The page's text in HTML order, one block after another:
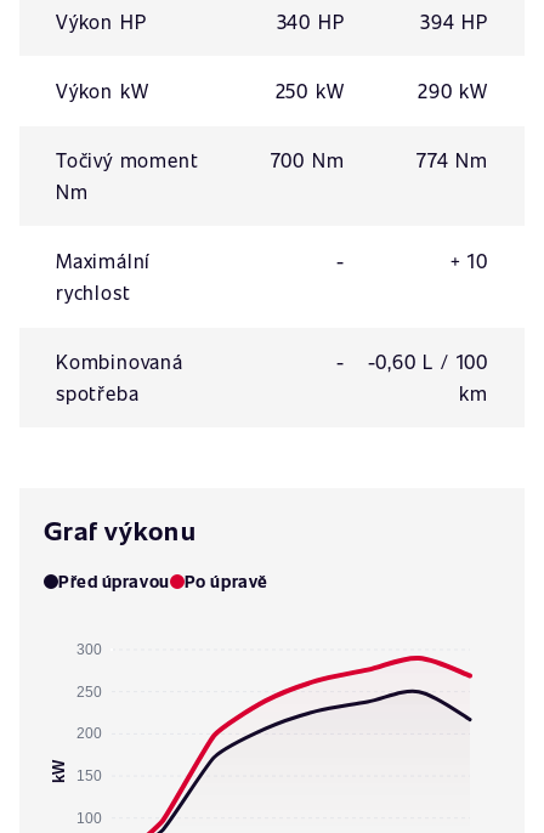
Výkon HP 340 HP 394 HP
Výkon kW 250 kW 290 kW
Točivý moment
Nm
700 Nm 774 Nm
Maximální
rychlost
- + 10
Kombinovaná
spotřeba
-
-0,60 L / 100
km
Graf výkonu
Před úpravou Po úpravě
300
250
200
150
100
kW